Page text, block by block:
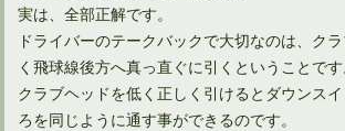
アイアンがスライスしないための打ち方は意外
実は、全部正解です。
ドライバーのテークバックで大切なのは、ク
く飛球線後方へ真っ直ぐに引くということです
クラブヘッドを低く正しく引けるとダウンス
ろを同じように通す事ができるのです。